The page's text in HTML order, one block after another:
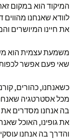
המיקוד הוא במקום
לוודא שאנחנו מהווים
את חיינו המיושרים
משמעת עצמית הוא
שאי פעם אפשר
כשאנחנו, כהורים,
מכל אסטרטגיה
בה אנחנו מסדרים את
את גופינו, האוכל
והדרך בה אנחנו